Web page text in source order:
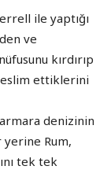
ile yaptığı
ve
kırdırıp
ettiklerini
denizinin
Rum,
tek tek